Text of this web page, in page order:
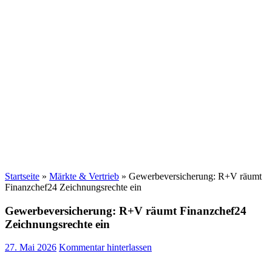
Startseite » Märkte & Vertrieb » Gewerbeversicherung: R+V räumt
Finanzchef24 Zeichnungsrechte ein
Gewerbeversicherung: R+V räumt Finanzchef24
Zeichnungsrechte ein
27. Mai 2026 Kommentar hinterlassen